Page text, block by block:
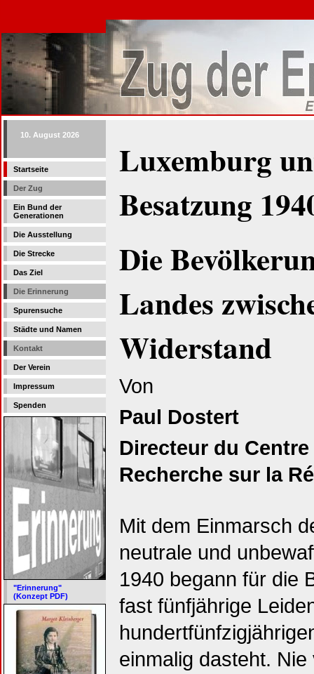
10. August 2026
Startseite
Der Zug
Ein Bund der
Generationen
Die Ausstellung
Die Strecke
Das Ziel
Die Erinnerung
Spurensuche
Städte und Namen
Kontakt
Der Verein
Impressum
Spenden
"Erinnerung"
(Konzept PDF)
Luxemburg
Besatzung
Die
Landes
Widerstand
Von
Paul Dostert
Directeur du
Recherche sur la
Mit dem Einmarsch
neutrale und
1940 begann für die
fast fünfjährige
einmalig dasteht.